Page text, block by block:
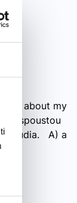
about my
se spoustou
studia. A) a